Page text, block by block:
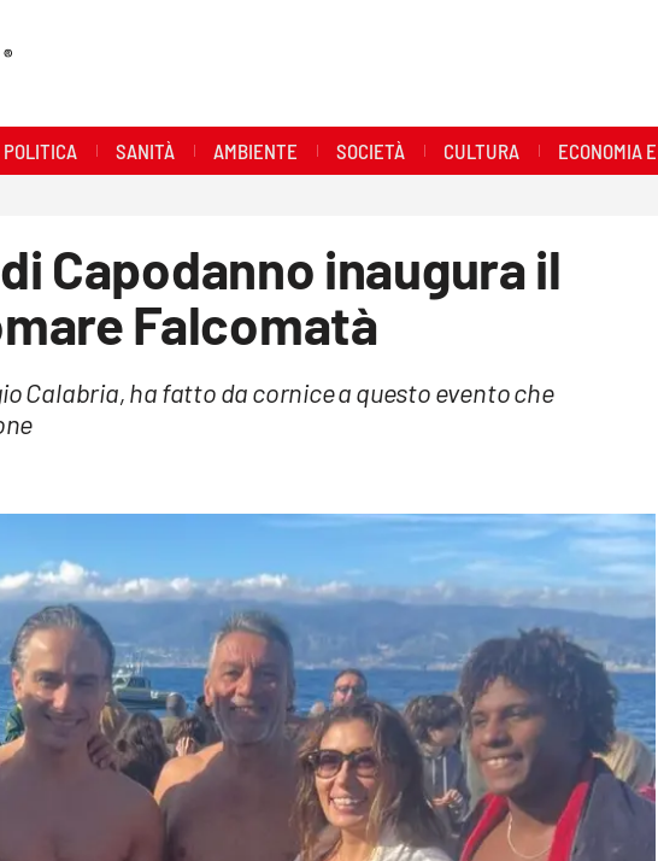
POLITICA SANITÀ AMBIENTE SOCIETÀ CULTURA ECONOMIA
Capodanno inaugura il
Falcomatà
Calabria, ha fatto da cornice a questo evento che